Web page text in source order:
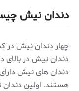
دندان نیش
چهار دندان نیش در
دندان نیش در بالای
دندان های نیش